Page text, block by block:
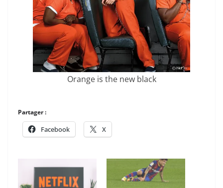
Orange is the new black
Partager :
Facebook X